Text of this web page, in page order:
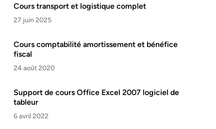
Cours transport et logistique complet
27 juin 2025
Cours comptabilité amortissement et bénéfice
fiscal
24 août 2020
Support de cours Office Excel 2007 logiciel de
tableur
6 avril 2022